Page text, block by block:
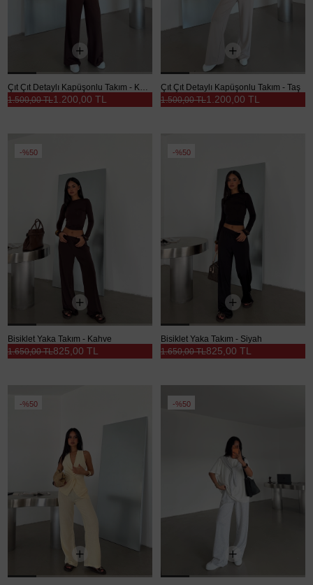
Çıt Çıt Detaylı Kapüşonlu Takım - Kahve
1.200,00 TL
1.500,00 TL
Çıt Çıt Detaylı Kapüşonlu Takım - Taş
1.200,00 TL
1.500,00 TL
%50
Bisiklet Yaka Takım - Kahve
825,00 TL
1.650,00 TL
%50
Bisiklet Yaka Takım - Siyah
825,00 TL
1.650,00 TL
%50 %50